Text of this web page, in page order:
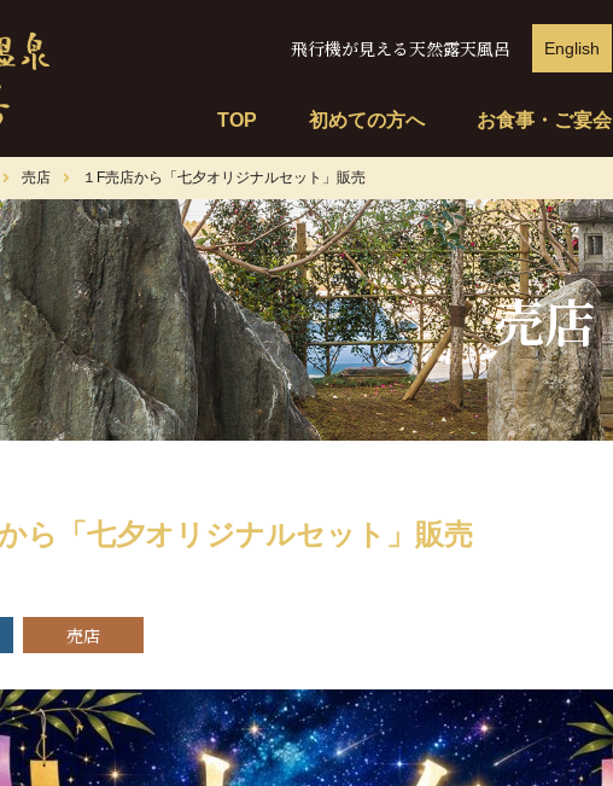
飛行機が見える天然露天風呂 English
TOP 初めての方へ お食事・ご宴会
売店 １F売店から「七夕オリジナルセット」販売
売店
ら「七夕オリジナルセット」販売
売店